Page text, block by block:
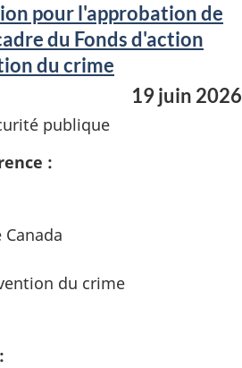
pour l'approbation de
du Fonds d'action
du crime
19 juin 2026
publique
:
du crime